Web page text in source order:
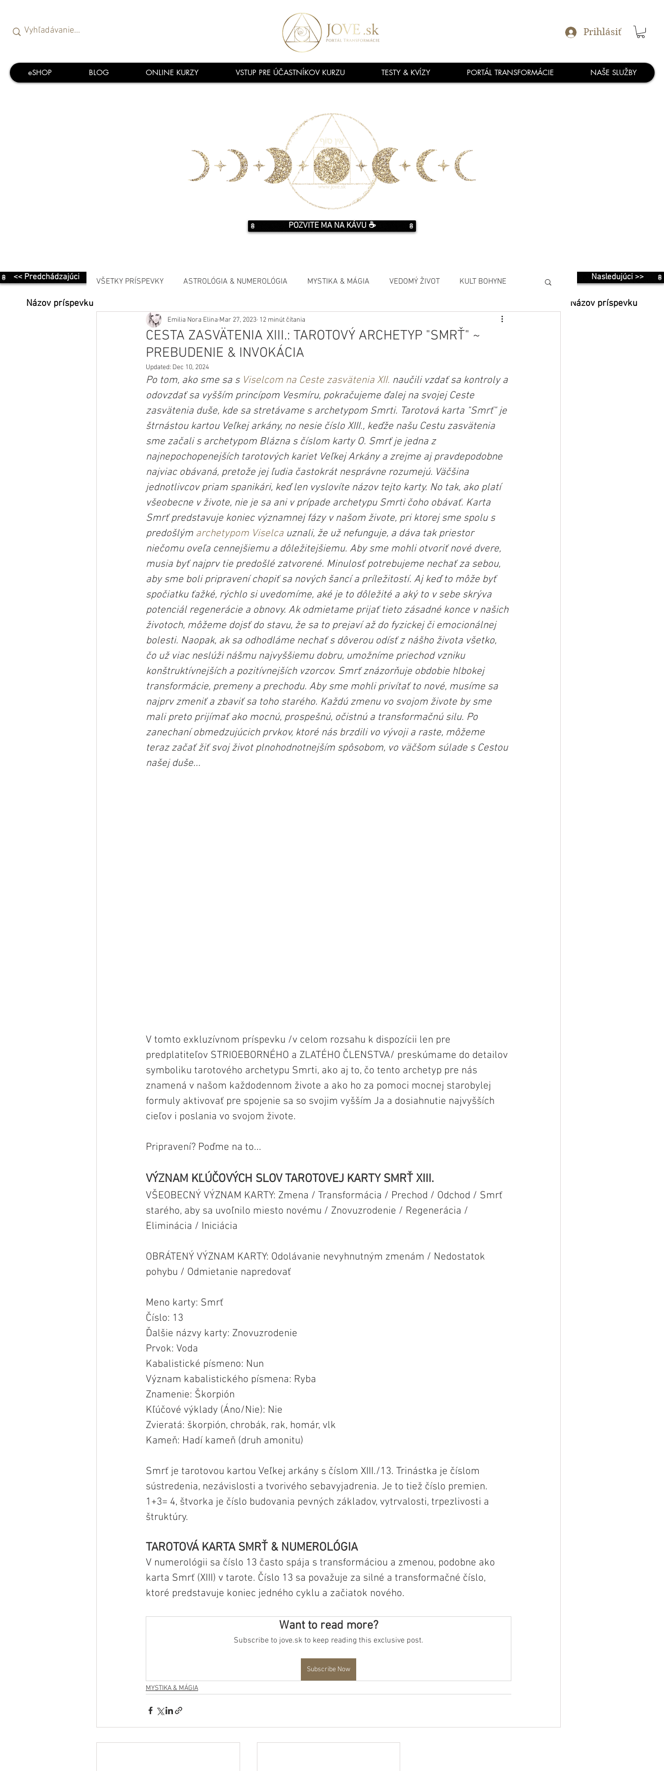
Prihlásiť
eSHOP BLOG ONLINE KURZY VSTUP PRE ÚČASTNÍKOV KURZU TESTY & KVÍZY PORTÁL TRANSFORMÁCIE NAŠE SLUŽBY
POZVITE MA NA KÁVU ☕️
<< Predchádzajúci
Názov príspevku
Nasledujúci >>
Názov príspevku
VŠETKY PRÍSPEVKY ASTROLÓGIA & NUMEROLÓGIA MYSTIKA & MÁGIA VEDOMÝ ŽIVOT KULT BOHYNE
MANIFESTÁCIA
CESTA ZASVÄTENIA XIII.: TAROTOVÝ ARCHETYP "SMRŤ" ~
PREBUDENIE & INVOKÁCIA
Emilia Nora Elina Mar 27, 2023 12 minút čítania
Updated: Dec 10, 2024
Po tom, ako sme sa s Viselcom na Ceste zasvätenia XII. naučili vzdať sa kontroly a
odovzdať sa vyšším princípom Vesmíru, pokračujeme ďalej na svojej Ceste
zasvätenia duše, kde sa stretávame s archetypom Smrti. Tarotová karta "Smrť" je
štrnástou kartou Veľkej arkány, no nesie číslo XIII., keďže našu Cestu zasvätenia
sme začali s archetypom Blázna s číslom karty O. Smrť je jedna z
najnepochopenejších tarotových kariet Veľkej Arkány a zrejme aj pravdepodobne
najviac obávaná, pretože jej ľudia častokrát nesprávne rozumejú. Väčšina
jednotlivcov priam spanikári, keď len vyslovíte názov tejto karty. No tak, ako platí
všeobecne v živote, nie je sa ani v prípade archetypu Smrti čoho obávať. Karta
Smrť predstavuje koniec významnej fázy v našom živote, pri ktorej sme spolu s
predošlým archetypom Viselca uznali, že už nefunguje, a dáva tak priestor
niečomu oveľa cennejšiemu a dôležitejšiemu. Aby sme mohli otvoriť nové dvere,
musia byť najprv tie predošlé zatvorené. Minulosť potrebujeme nechať za sebou,
aby sme boli pripravení chopiť sa nových šancí a príležitostí. Aj keď to môže byť
spočiatku ťažké, rýchlo si uvedomíme, aké je to dôležité a aký to v sebe skrýva
potenciál regenerácie a obnovy. Ak odmietame prijať tieto zásadné konce v našich
životoch, môžeme dojsť do stavu, že sa to prejaví až do fyzickej či emocionálnej
bolesti. Naopak, ak sa odhodláme nechať s dôverou odísť z nášho života všetko,
čo už viac neslúži nášmu najvyššiemu dobru, umožníme priechod vzniku
konštruktívnejších a pozitívnejších vzorcov. Smrť znázorňuje obdobie hlbokej
transformácie, premeny a prechodu. Aby sme mohli privítať to nové, musíme sa
najprv zmeniť a zbaviť sa toho starého. Každú zmenu vo svojom živote by sme
mali preto prijímať ako mocnú, prospešnú, očistnú a transformačnú silu. Po
zanechaní obmedzujúcich prvkov, ktoré nás brzdili vo vývoji a raste, môžeme
teraz začať žiť svoj život plnohodnotnejším spôsobom, vo väčšom súlade s Cestou
našej duše...
V tomto exkluzívnom príspevku /v celom rozsahu k dispozícii len pre
predplatiteľov STRIOEBORNÉHO a ZLATÉHO ČLENSTVA/ preskúmame do detailov
symboliku tarotového archetypu Smrti, ako aj to, čo tento archetyp pre nás
znamená v našom každodennom živote a ako ho za pomoci mocnej starobylej
formuly aktivovať pre spojenie sa so svojim vyšším Ja a dosiahnutie najvyšších
cieľov i poslania vo svojom živote.
Pripravení? Poďme na to...
VÝZNAM KĽÚČOVÝCH SLOV TAROTOVEJ KARTY SMRŤ XIII.
VŠEOBECNÝ VÝZNAM KARTY: Zmena / Transformácia / Prechod / Odchod / Smrť
starého, aby sa uvoľnilo miesto novému / Znovuzrodenie / Regenerácia /
Eliminácia / Iniciácia
OBRÁTENÝ VÝZNAM KARTY: Odolávanie nevyhnutným zmenám / Nedostatok
pohybu / Odmietanie napredovať
Meno karty: Smrť
Číslo: 13
Ďalšie názvy karty: Znovuzrodenie
Prvok: Voda
Kabalistické písmeno: Nun
Význam kabalistického písmena: Ryba
Znamenie: Škorpión
Kľúčové výklady (Áno/Nie): Nie
Zvieratá: škorpión, chrobák, rak, homár, vlk
Kameň: Hadí kameň (druh amonitu)
Smrť je tarotovou kartou Veľkej arkány s číslom XIII./13. Trinástka je číslom
sústredenia, nezávislosti a tvorivého sebavyjadrenia. Je to tiež číslo premien.
1+3= 4, štvorka je číslo budovania pevných základov, vytrvalosti, trpezlivosti a
štruktúry.
TAROTOVÁ KARTA SMRŤ & NUMEROLÓGIA
V numerológii sa číslo 13 často spája s transformáciou a zmenou, podobne ako
karta Smrť (XIII) v tarote. Číslo 13 sa považuje za silné a transformačné číslo,
ktoré predstavuje koniec jedného cyklu a začiatok nového.
Want to read more?
Subscribe to jove.sk to keep reading this exclusive post.
Subscribe Now
MYSTIKA & MÁGIA